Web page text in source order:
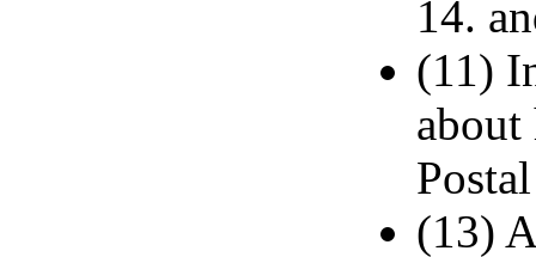
14.
(11)
(13)